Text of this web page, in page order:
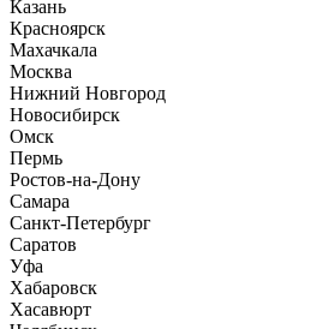
Казань
Красноярск
Махачкала
Москва
Нижний Новгород
Новосибирск
Омск
Пермь
Ростов-на-Дону
Самара
Санкт-Петербург
Саратов
Уфа
Хабаровск
Хасавюрт